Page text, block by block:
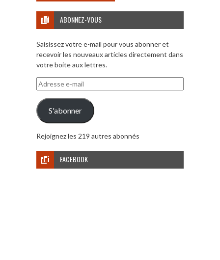
ABONNEZ-VOUS
Saisissez votre e-mail pour vous abonner et
recevoir les nouveaux articles directement dans
votre boite aux lettres.
Adresse
e-
mail
S'abonner
Rejoignez les 219 autres abonnés
FACEBOOK